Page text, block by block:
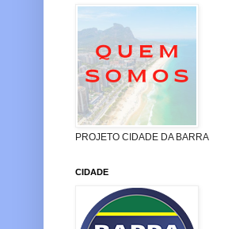
PROJETO CIDADE DA BARRA
CIDADE